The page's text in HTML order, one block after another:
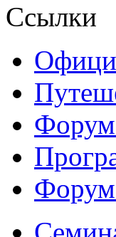
Ссылки
Форум